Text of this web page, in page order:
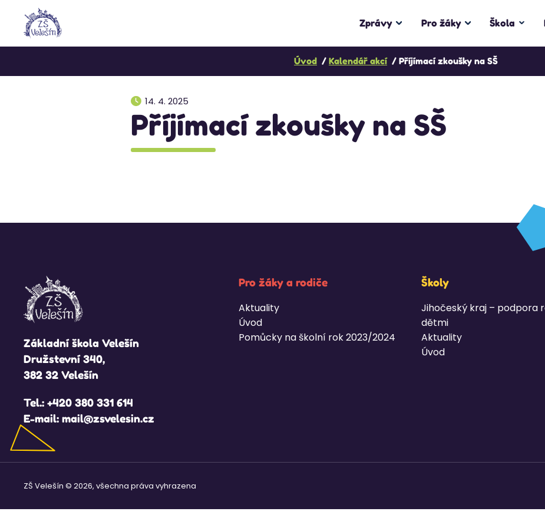
Zprávy Pro žáky Škola
Úvod Kalendář akcí Příjímací zkoušky na SŠ
14. 4. 2025
Příjímací zkoušky na SŠ
Základní škola Velešín
Družstevní 340,
382 32 Velešín
Tel.: +420 380 331 614
E-mail: mail@zsvelesin.cz
Pro žáky a rodiče
Aktuality
Úvod
Pomůcky na školní rok 2023/2024
Školy
Jihočeský kraj – podpora
dětmi
Aktuality
Úvod
ZŠ Velešín © 2026, všechna práva vyhrazena